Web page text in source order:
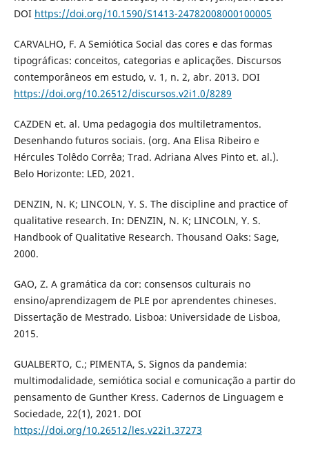
DOI https://doi.org/10.1590/S1413-24782008000100005
CARVALHO, F. A Semiótica Social das cores e das formas
tipográficas: conceitos, categorias e aplicações. Discursos
contemporâneos em estudo, v. 1, n. 2, abr. 2013. DOI
https://doi.org/10.26512/discursos.v2i1.0/8289
CAZDEN et. al. Uma pedagogia dos multiletramentos.
Desenhando futuros sociais. (org. Ana Elisa Ribeiro e
Hércules Tolêdo Corrêa; Trad. Adriana Alves Pinto et. al.).
Belo Horizonte: LED, 2021.
DENZIN, N. K; LINCOLN, Y. S. The discipline and practice of
qualitative research. In: DENZIN, N. K; LINCOLN, Y. S.
Handbook of Qualitative Research. Thousand Oaks: Sage,
2000.
GAO, Z. A gramática da cor: consensos culturais no
ensino/aprendizagem de PLE por aprendentes chineses.
Dissertação de Mestrado. Lisboa: Universidade de Lisboa,
2015.
GUALBERTO, C.; PIMENTA, S. Signos da pandemia:
multimodalidade, semiótica social e comunicação a partir do
pensamento de Gunther Kress. Cadernos de Linguagem e
Sociedade, 22(1), 2021. DOI
https://doi.org/10.26512/les.v22i1.37273